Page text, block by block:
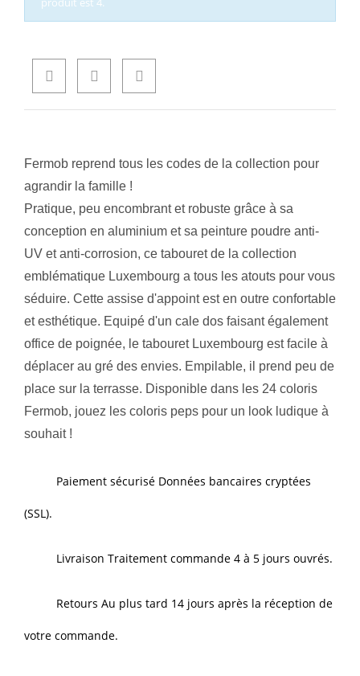
Fermob reprend tous les codes de la collection pour
agrandir la famille !
Pratique, peu encombrant et robuste grâce à sa
conception en aluminium et sa peinture poudre anti-
UV et anti-corrosion, ce tabouret de la collection
emblématique Luxembourg a tous les atouts pour vous
séduire. Cette assise d'appoint est en outre confortable
et esthétique. Equipé d'un cale dos faisant également
office de poignée, le tabouret Luxembourg est facile à
déplacer au gré des envies. Empilable, il prend peu de
place sur la terrasse. Disponible dans les 24 coloris
Fermob, jouez les coloris peps pour un look ludique à
souhait !
Paiement sécurisé Données bancaires cryptées
(SSL).
Livraison Traitement commande 4 à 5 jours ouvrés.
Retours Au plus tard 14 jours après la réception de
votre commande.